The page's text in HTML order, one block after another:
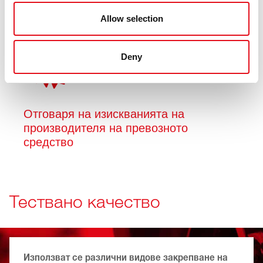
Allow selection
Deny
Прецизно прилягане
Отговаря на изискванията на
производителя на превозното
средство
Тествано качество
Използват се различни видове закрепване на